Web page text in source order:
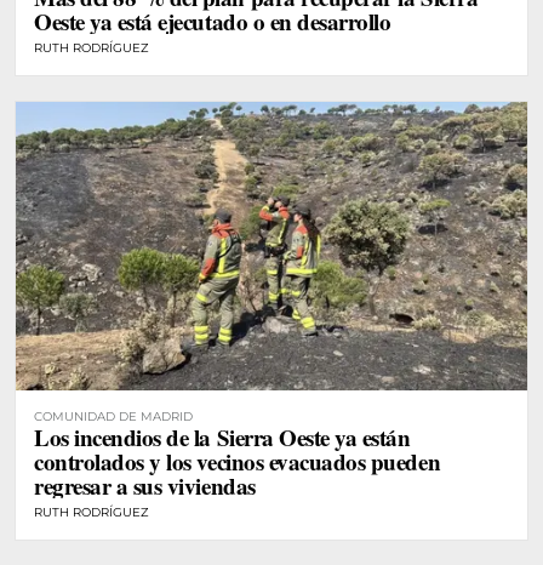
Oeste ya está ejecutado o en desarrollo
RUTH RODRÍGUEZ
COMUNIDAD DE MADRID
Los incendios de la Sierra Oeste ya están
controlados y los vecinos evacuados pueden
regresar a sus viviendas
RUTH RODRÍGUEZ